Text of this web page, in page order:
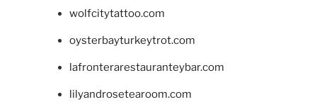
wolfcitytattoo.com
oysterbayturkeytrot.com
lafronterarestauranteybar.com
lilyandrosetearoom.com